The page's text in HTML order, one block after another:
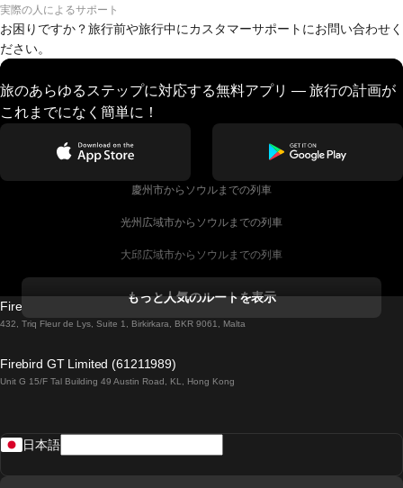
実際の人によるサポート
お困りですか？旅行前や旅行中にカスタマーサポートにお問い合わせく
ださい。
旅のあらゆるステップに対応する無料アプリ — 旅行の計画が
これまでになく簡単に！
慶州市からソウルまでの列車
光州広域市からソウルまでの列車
大邱広域市からソウルまでの列車
ダブリンからゴールウェイまでの列車
ローマからナポリまでの列車
もっと人気のルートを表示
Firebird GT Limited (OC 1451)
432, Triq Fleur de Lys, Suite 1, Birkirkara, BKR 9061, Malta
Firebird GT Limited (61211989)
Unit G 15/F Tal Building 49 Austin Road, KL, Hong Kong
日本語